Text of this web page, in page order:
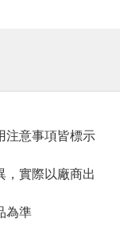
注意事項皆標示
，實際以廠商出
為準